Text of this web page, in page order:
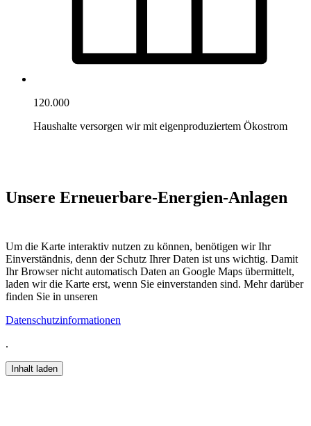
120.000
Haushalte versorgen wir mit eigenproduziertem Ökostrom
Unsere Erneuerbare-Energien-Anlagen
Um die Karte interaktiv nutzen zu können, benötigen wir Ihr
Einverständnis, denn der Schutz Ihrer Daten ist uns wichtig. Damit
Ihr Browser nicht automatisch Daten an Google Maps übermittelt,
laden wir die Karte erst, wenn Sie einverstanden sind. Mehr darüber
finden Sie in unseren
Datenschutzinformationen
.
Inhalt laden